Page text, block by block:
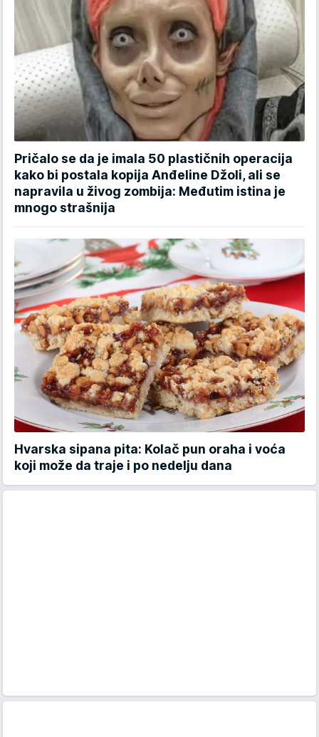
Pričalo se da je imala 50 plastičnih operacija
kako bi postala kopija Anđeline Džoli, ali se
napravila u živog zombija: Međutim istina je
mnogo strašnija
Hvarska sipana pita: Kolač pun oraha i voća
koji može da traje i po nedelju dana